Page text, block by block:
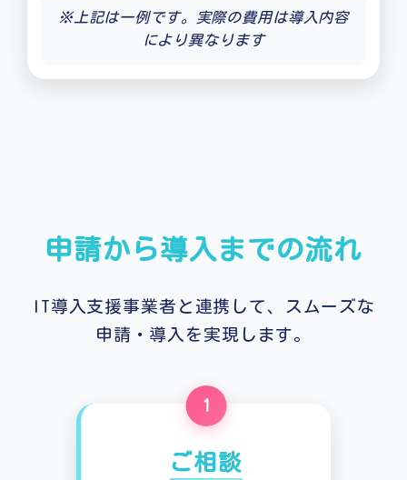
※上記は一例です。実際の費用は導入内容
により異なります
申請から導入までの流れ
IT導入支援事業者と連携して、スムーズな
申請・導入を実現します。
1
ご相談